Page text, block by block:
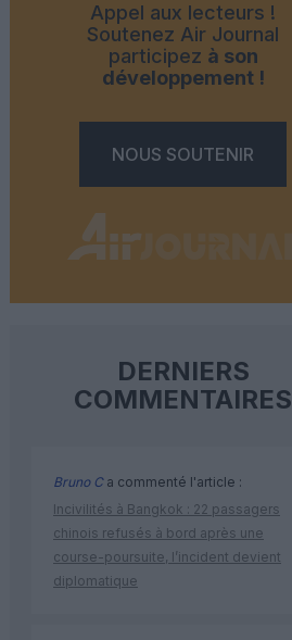
Appel aux lecteurs !
Soutenez Air Journal
participez à son
développement !
NOUS SOUTENIR
DERNIERS
COMMENTAIRES
Bruno Ca commenté l'article :
Incivilités à Bangkok : 22 passagers
chinois refusés à bord après une
course-poursuite, l’incident devient
diplomatique